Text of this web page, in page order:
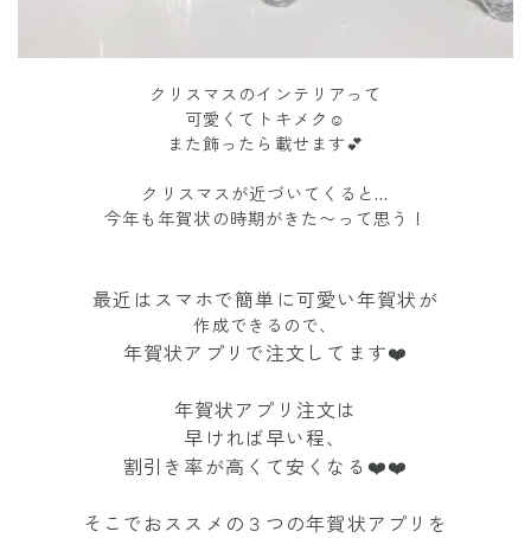
クリスマスのインテリアって
可愛くてトキメク☺️
また飾ったら載せます💕
クリスマスが近づいてくると…
今年も年賀状の時期がきた〜って思う！
最近はスマホで簡単に可愛い年賀状が
作成できるので、
年賀状アプリで注文してます❤️
年賀状アプリ注文は
早ければ早い程、
割引き率が高くて安くなる❤️❤️
そこでおススメの３つの年賀状アプリを